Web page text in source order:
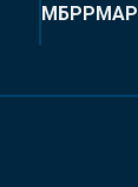
МБРРМАР